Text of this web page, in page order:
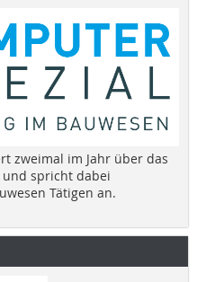
zweimal im Jahr über das
spricht dabei
Tätigen an.